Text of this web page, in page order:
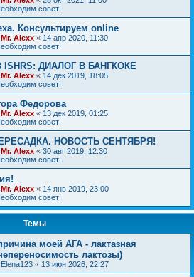
совет!
Консультируем online
Mr. Alexx « 14 апр 2020, 11:30
совет!
ДИАЛОГ В БАНГКОКЕ
Mr. Alexx « 14 дек 2019, 18:05
совет!
Федорова
Mr. Alexx « 13 дек 2019, 01:25
совет!
НОВОСТЬ СЕНТЯБРЯ!
Mr. Alexx « 30 авг 2019, 12:30
совет!
Mr. Alexx « 14 янв 2019, 23:00
совет!
Темы
моей АГА - лактазная
лактозы)
Elena123 « 13 июн 2026, 22:27